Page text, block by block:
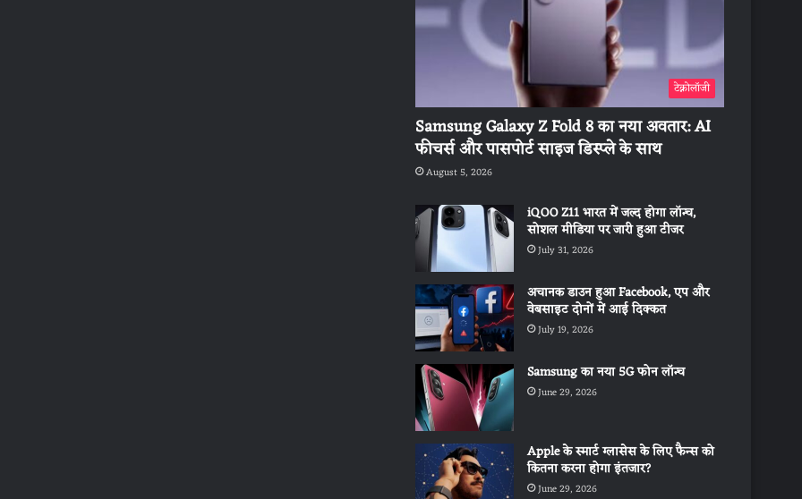
टेक्नोलॉजी
Samsung Galaxy Z Fold 8 का नया अवतार: AI
फीचर्स और पासपोर्ट साइज डिस्प्ले के साथ
August 5, 2026
iQOO Z11 भारत में जल्द होगा लॉन्च,
सोशल मीडिया पर जारी हुआ टीजर
July 31, 2026
अचानक डाउन हुआ Facebook, एप और
वेबसाइट दोनों में आई दिक्कत
July 19, 2026
Samsung का नया 5G फोन लॉन्च
June 29, 2026
Apple के स्मार्ट ग्लासेस के लिए फैन्स को
कितना करना होगा इंतजार?
June 29, 2026